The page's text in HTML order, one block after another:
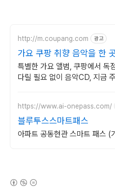
http://m.coupang.com 광고
가요 쿠팡 취향 음악을 한
특별한 가요 앨범, 쿠팡에서 독
다릴 필요 없이 음악CD, 지금
https://www.ai-onepass.com/
블루투스스마트패스
아파트 공동현관 스마트 패스 (